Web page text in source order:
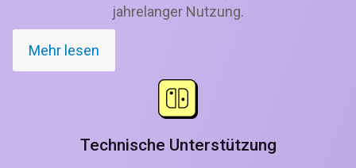
jahrelanger Nutzung.
Mehr lesen
Technische Unterstützung